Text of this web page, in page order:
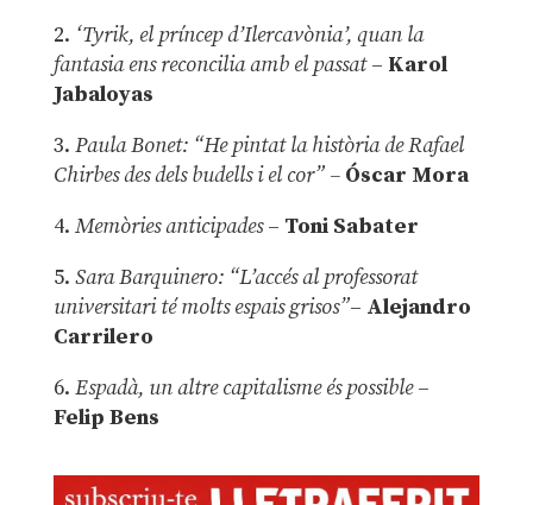
2. ‘Tyrik, el príncep d’Ilercavònia’, quan la
fantasia ens reconcilia amb el passat– Karol
Jabaloyas
3. Paula Bonet: “He pintat la història de Rafael
Chirbes des dels budells i el cor” –Óscar Mora
4. Memòries anticipades– Toni Sabater
5. Sara Barquinero: “L’accés al professorat
universitari té molts espais grisos”– Alejandro
Carrilero
6. Espadà, un altre capitalisme és possible –
Felip Bens